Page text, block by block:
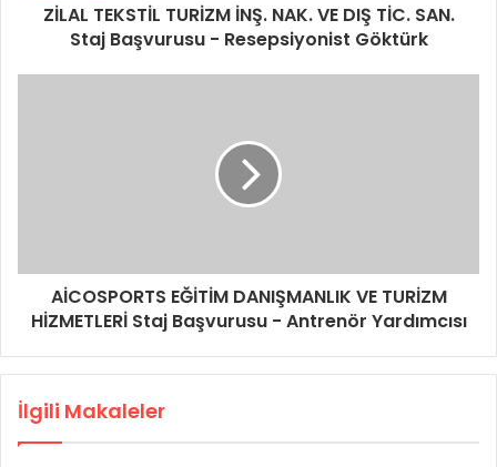
ZİLAL TEKSTİL TURİZM İNŞ. NAK. VE DIŞ TİC. SAN.
Staj Başvurusu - Resepsiyonist Göktürk
AİCOSPORTS EĞİTİM DANIŞMANLIK VE TURİZM
HİZMETLERİ Staj Başvurusu - Antrenör Yardımcısı
İlgili Makaleler